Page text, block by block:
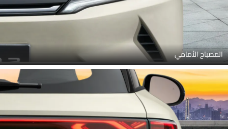
المصباح الأمامي